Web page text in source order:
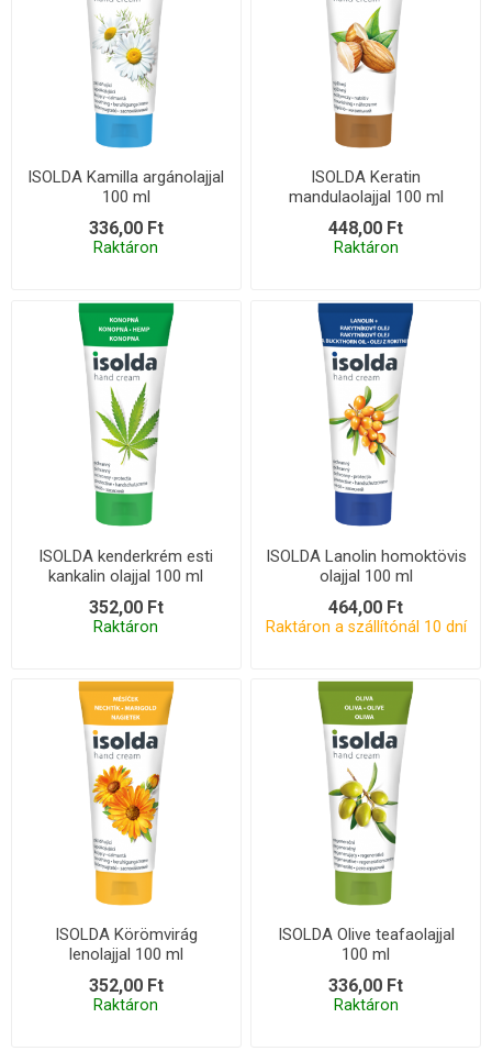
ISOLDA Kamilla argánolajjal
100 ml
336,00 Ft
Raktáron
ISOLDA Keratin
mandulaolajjal 100 ml
448,00 Ft
Raktáron
ISOLDA kenderkrém esti
kankalin olajjal 100 ml
352,00 Ft
Raktáron
ISOLDA Lanolin homoktövis
olajjal 100 ml
464,00 Ft
Raktáron a szállítónál 10 dní
ISOLDA Körömvirág
lenolajjal 100 ml
352,00 Ft
Raktáron
ISOLDA Olive teafaolajjal
100 ml
336,00 Ft
Raktáron